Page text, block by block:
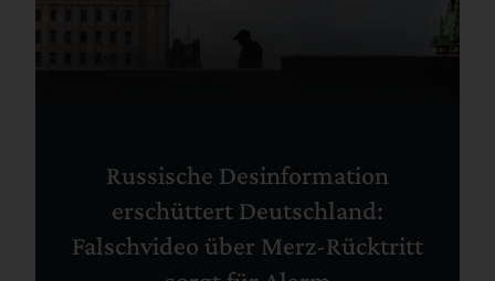
Russische Desinformation
erschüttert Deutschland:
Falschvideo über Merz-Rücktritt